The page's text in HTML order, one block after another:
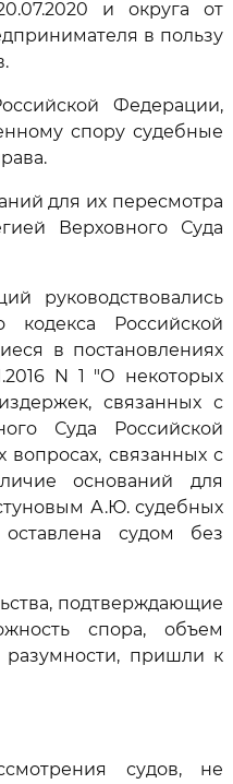
и округа от
в пользу
Федерации,
спору судебные
для их пересмотра
Верховного Суда
руководствовались
кодекса Российской
в постановлениях
N 1 "О некоторых
связанных с
Суда Российской
вопросах, связанных с
оснований для
А.Ю. судебных
судом без
подтверждающие
спора, объем
разумности, пришли к
судов, не